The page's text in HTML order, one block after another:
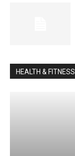
HEALTH & FITNESS